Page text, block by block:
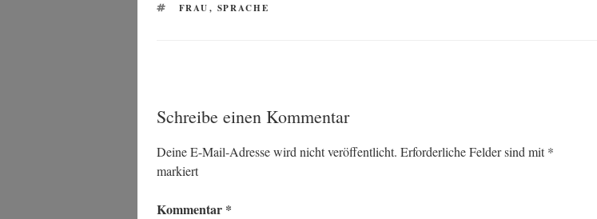
SCHLAGWÖRTER
FRAU, SPRACHE
Schreibe einen Kommentar
Deine E-Mail-Adresse wird nicht veröffentlicht. Erforderliche Felder sind mit*
markiert
Kommentar *